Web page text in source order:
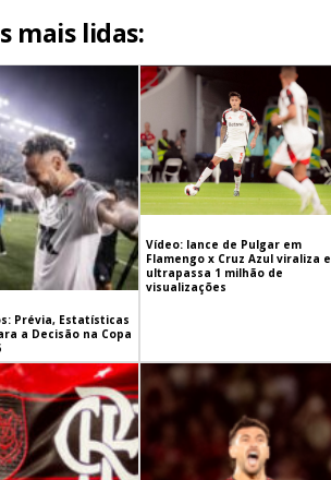
mais lidas:
Prévia, Estatísticas
a Decisão na Copa
Vídeo: lance de Pulgar em
Flamengo x Cruz Azul viraliza e
ultrapassa 1 milhão de
visualizações